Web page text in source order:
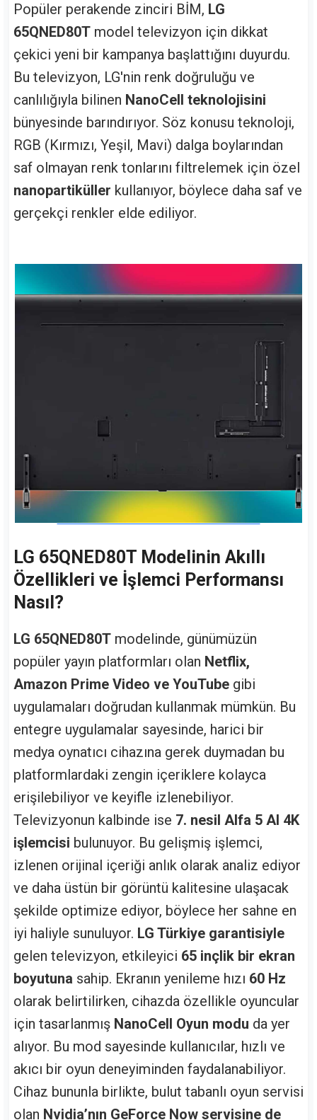
Popüler perakende zinciri BİM, LG
65QNED80T model televizyon için dikkat
çekici yeni bir kampanya başlattığını duyurdu.
Bu televizyon, LG'nin renk doğruluğu ve
canlılığıyla bilinen NanoCell teknolojisini
bünyesinde barındırıyor. Söz konusu teknoloji,
RGB (Kırmızı, Yeşil, Mavi) dalga boylarından
saf olmayan renk tonlarını filtrelemek için özel
nanopartiküller kullanıyor, böylece daha saf ve
gerçekçi renkler elde ediliyor.
LG 65QNED80T Modelinin Akıllı
Özellikleri ve İşlemci Performansı
Nasıl?
LG 65QNED80T modelinde, günümüzün
popüler yayın platformları olan Netflix,
Amazon Prime Video ve YouTube gibi
uygulamaları doğrudan kullanmak mümkün. Bu
entegre uygulamalar sayesinde, harici bir
medya oynatıcı cihazına gerek duymadan bu
platformlardaki zengin içeriklere kolayca
erişilebiliyor ve keyifle izlenebiliyor.
Televizyonun kalbinde ise 7. nesil Alfa 5 AI 4K
işlemcisi bulunuyor. Bu gelişmiş işlemci,
izlenen orijinal içeriği anlık olarak analiz ediyor
ve daha üstün bir görüntü kalitesine ulaşacak
şekilde optimize ediyor, böylece her sahne en
iyi haliyle sunuluyor. LG Türkiye garantisiyle
gelen televizyon, etkileyici 65 inçlik bir ekran
boyutuna sahip. Ekranın yenileme hızı 60 Hz
olarak belirtilirken, cihazda özellikle oyuncular
için tasarlanmış NanoCell Oyun modu da yer
alıyor. Bu mod sayesinde kullanıcılar, hızlı ve
akıcı bir oyun deneyiminden faydalanabiliyor.
Cihaz bununla birlikte, bulut tabanlı oyun servisi
olan Nvidia’nın GeForce Now servisine de